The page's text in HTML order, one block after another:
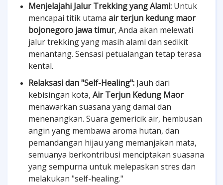
Menjelajahi Jalur Trekking yang Alami: Untuk
mencapai titik utama air terjun kedung maor
bojonegoro jawa timur, Anda akan melewati
jalur trekking yang masih alami dan sedikit
menantang. Sensasi petualangan tetap terasa
kental.
Relaksasi dan "Self-Healing": Jauh dari
kebisingan kota, Air Terjun Kedung Maor
menawarkan suasana yang damai dan
menenangkan. Suara gemericik air, hembusan
angin yang membawa aroma hutan, dan
pemandangan hijau yang memanjakan mata,
semuanya berkontribusi menciptakan suasana
yang sempurna untuk melepaskan stres dan
melakukan "self-healing."